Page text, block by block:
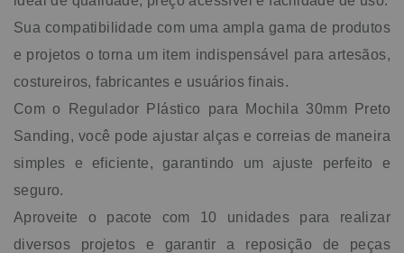
Sua compatibilidade com uma ampla gama de produtos
e projetos o torna um item indispensável para artesãos,
costureiros, fabricantes e usuários finais.
Com o Regulador Plástico para Mochila 30mm Preto
Sanding, você pode ajustar alças e correias de maneira
simples e eficiente, garantindo um ajuste perfeito e
seguro.
Aproveite o pacote com 10 unidades para realizar
diversos projetos e garantir a reposição de peças